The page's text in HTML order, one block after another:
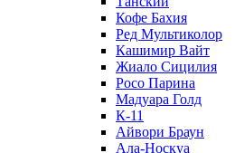
Кофе Бахия
Ред Мультиколор
Кашимир Вайт
Жиало Сицилия
Росо Парина
Мадуара Голд
К-11
Айвори Браун
Ала-Носкуа